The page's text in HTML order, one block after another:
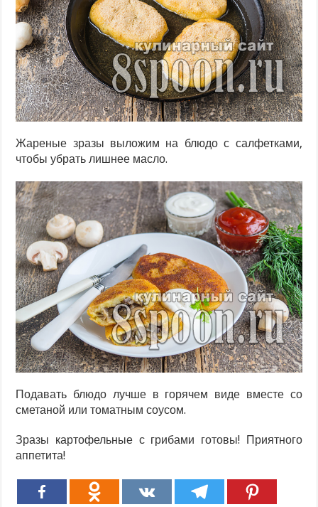
Жареные зразы выложим на блюдо с салфетками,
чтобы убрать лишнее масло.
Подавать блюдо лучше в горячем виде вместе со
сметаной или томатным соусом.
Зразы картофельные с грибами готовы! Приятного
аппетита!